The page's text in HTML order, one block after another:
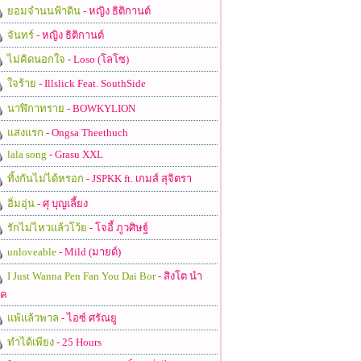
ยอมจำนนฟ้าดิน- หญิง ธิติกานต์
จันทร์- หญิง ธิติกานต์
ไม่คิดนอกใจ - Loso (โลโซ)
ใจร้าย - Illslick Feat. SouthSide
นาฬิกาทราย - BOWKYLION
แสงแรก - Ongsa Theethuch
lala song - Grasu XXL
ทิ้งกันไม่ได้หรอก - JSPKK ft. เกมส์ สุจิตรา
อิ่มอุ่น- ศุ บุญเลี้ยง
รักไม่ไหวแล้วโว้ย - โจอี้ ภูวศิษฐ์
unloveable- Mild (มายด์)
I Just Wanna Pen Fan You Dai Bor- สิงโต นำ
แพ้แล้วพาล - ไอซ์ ศรัณยู
ทำได้เพียง- 25 Hours